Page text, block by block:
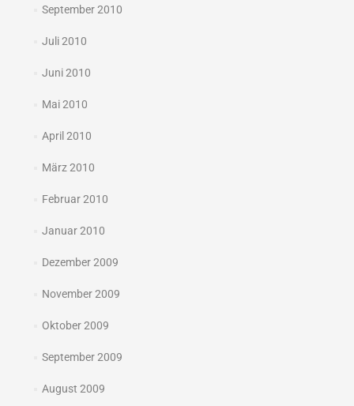
September 2010
Juli 2010
Juni 2010
Mai 2010
April 2010
März 2010
Februar 2010
Januar 2010
Dezember 2009
November 2009
Oktober 2009
September 2009
August 2009